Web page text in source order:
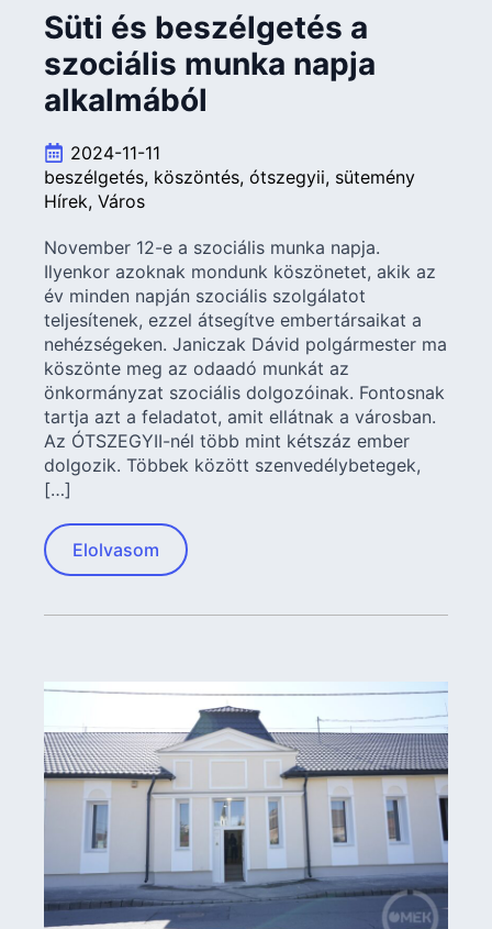
Süti és beszélgetés a
szociális munka napja
alkalmából
2024-11-11
beszélgetés köszöntés ótszegyii sütemény
Hírek Város
November 12-e a szociális munka napja.
Ilyenkor azoknak mondunk köszönetet, akik az
év minden napján szociális szolgálatot
teljesítenek, ezzel átsegítve embertársaikat a
nehézségeken. Janiczak Dávid polgármester ma
köszönte meg az odaadó munkát az
önkormányzat szociális dolgozóinak. Fontosnak
tartja azt a feladatot, amit ellátnak a városban.
Az ÓTSZEGYII-nél több mint kétszáz ember
dolgozik. Többek között szenvedélybetegek,
[…]
Elolvasom